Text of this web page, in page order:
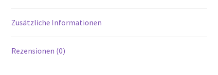
Zusätzliche Informationen
Rezensionen (0)